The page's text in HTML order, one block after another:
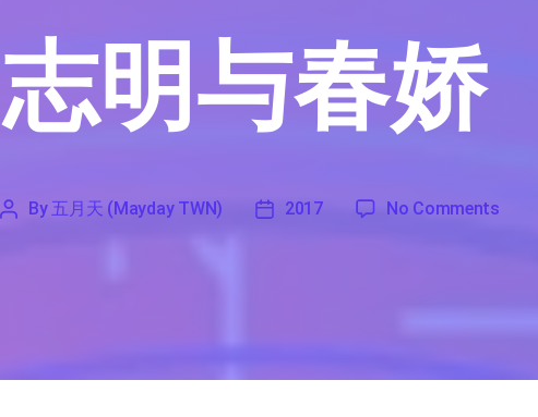
志明与春娇
By 五月天 (Mayday TWN)
'
2017 No Commentson